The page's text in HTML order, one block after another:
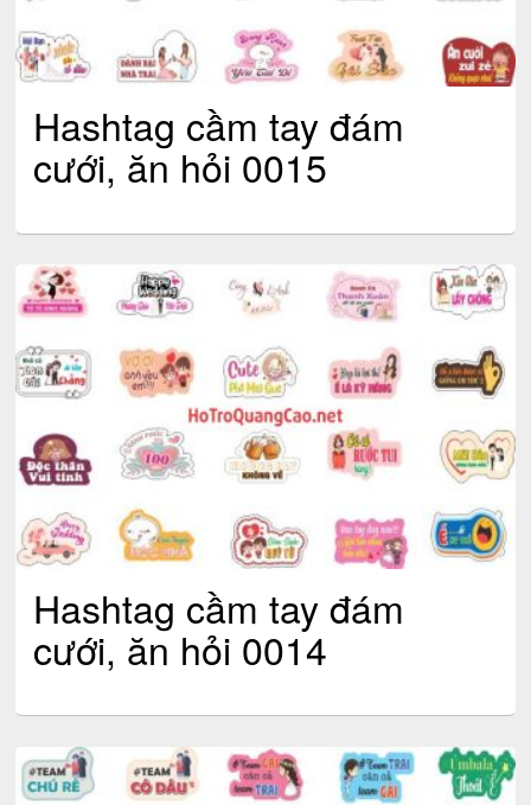
Hashtag cầm tay đám
cưới, ăn hỏi 0015
Hashtag cầm tay đám
cưới, ăn hỏi 0014